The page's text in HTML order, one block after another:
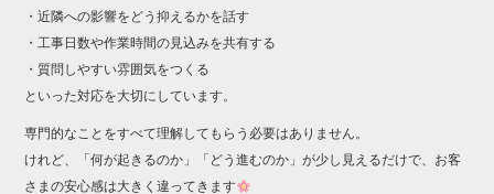
・近隣への影響をどう抑えるかを話す
・工事日数や作業時間の見込みを共有する
・質問しやすい雰囲気をつくる
といった対応を大切にしています。
専門的なことをすべて理解してもらう必要はありません。
けれど、「何が起きるのか」「どう進むのか」が少し見えるだけで、お客
さまの安心感は大きく違ってきます